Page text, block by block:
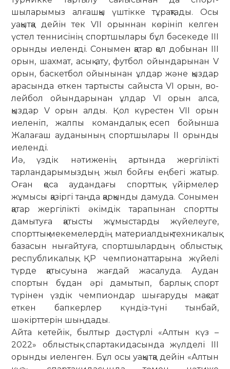
шыларымыз алғашқы үштікке тұ­рақ­тады. Осы
уақытқа дейін тек VІІ орын­нан көрініп келген
үстел теннисінің спортшылары бұл бәсекеде ІІІ
орынды иеленді. Сонымен қатар қол добынан ІІІ
орын, шахмат, асық ату, футбол ойындарынан V
орын, баскетбол ойы­нынан ұлдар және қыздар
арасында өткен тартысты сайыста VІ орын, во­
лейбол ойындарынан ұлдар VІ орын алса,
қыздар V орын алды. Қол күрестен VІІ орын
иеленіп, жалпы командалық есеп бойынша
Жалағаш ауданының спорт­шылары ІІ орынды
иеленді.
Иә, үздік нәтиженің артында жергілікті
тарландарымыздың жыл бойғы еңбегі жатыр.
Оған қоса аудандағы спорттық үйірмелер
жұмысы қазіргі таңда қар­қынды дамуда. Сонымен
қатар жергілікті әкімдік тарапынан спортты
дамытуға қатысты жұмыстарды жүйелеуге,
спорттық мекемелердің ма­­­териалдық-техникалық
базасын нығай­туға, спорт­шылардың облыстық,
рес­публикалық, ҚР чемпионаттарына жүйелі
түрде қатысуына жағдай жасалуда. Аудан
спортын бұдан әрі дамытып, барлық спорт
түрінен үздік чемпиондар шы­ғаруды мақсат
еткен бапкерлер күн­діз-түні тынбай,
шәкірттерін шыңдады.
Айта кетейік, былтыр дәстүрлі «Алтын күз –
2022» облыстық спар­такидасында жүлделі ІІІ
орынды иеленген. Бұл осы уақытқа дейін «Алтын